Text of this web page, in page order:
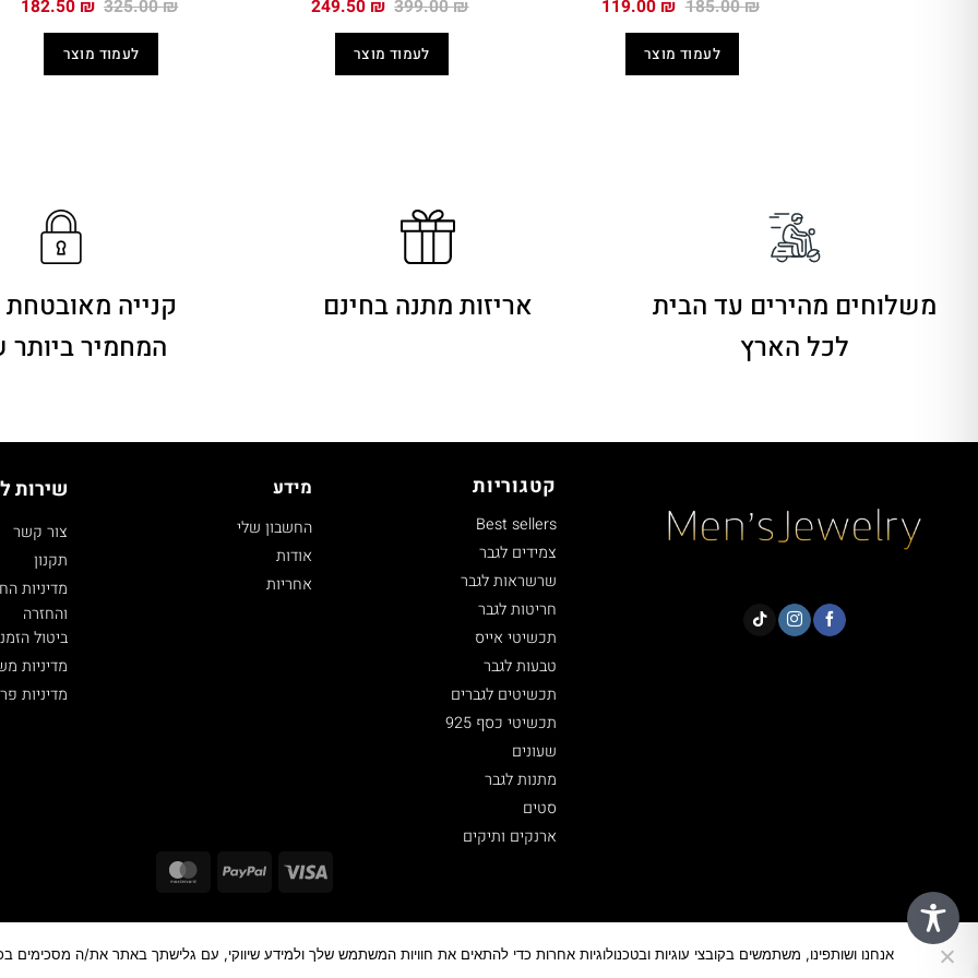
185.00₪
185.00 ₪.
119.00 ₪
לעמוד מוצר
399.00₪
399.00 ₪.
249.50 ₪
לעמוד מוצר
325.00₪
325.00 ₪.
182.50 ₪
לעמוד מוצר
משלוחים מהירים עד הבית
לכל הארץ
אריזות מתנה בחינם
קנייה
המחמיר
קטגוריות
Best sellers
צמידים לגבר
שרשראות לגבר
חריטות לגבר
תכשיטי אייס
טבעות לגבר
תכשיטים לגברים
תכשיטי כסף 925
שעונים
מתנות לגבר
סטים
ארנקים ותיקים
מידע
החשבון שלי
אודות
אחריות
שירות
צור קשר
תקנון
מדיניות
והחזרה
ביטול
מדיניות
מדיניות
Visa
PayPal
כל הזכויות שמורות © MensJewelry
אנחנו ושותפינו, משתמשים בקובצי עוגיות ובטכנולוגיות אחרות כדי להתאים את חוויות המשתמש שלך ולמידע שיווקי, עם גלישתך באתר את/ה מסכימים